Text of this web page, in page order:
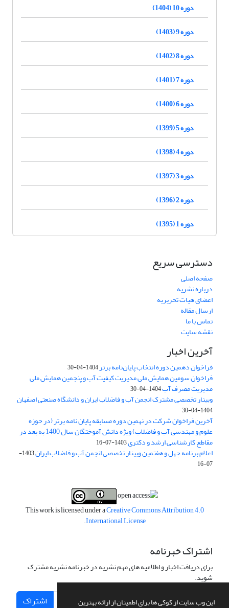
این وب سایت از کوکی ها برای اطمینان از ارائه بهترین
دوره 10 (1404)
دوره 9 (1403)
دوره 8 (1402)
دوره 7 (1401)
دوره 6 (1400)
دوره 5 (1399)
دوره 4 (1398)
دوره 3 (1397)
دوره 2 (1396)
دوره 1 (1395)
دسترسی سریع
صفحه اصلی
درباره نشریه
اعضای هیات تحریریه
ارسال مقاله
تماس با ما
نقشه سایت
آخرین اخبار
فراخوان دهمین دوره انتخاب پایان‌نامه برتر1404-04-30
فراخوان سومین همایش ملی مدیریت کیفیت آب و پنجمین همایش ملی
مدیریت مصرف آب1404-04-30
وبینار تخصصی مشترک انجمن آب و فاضلاب ایران و دانشگاه صنعتی اصفهان
1404-04-30
آخرین فراخوان شرکت در نهمین دوره مسابقه پایان نامه برتر (در حوزه
علوم و مهندسی آب و فاضلاب) ویژه دانش آموختگان سال 1400 به بعد در
مقاطع کارشناسی ارشد و دکتری1403-07-16
اعلام برنامه چهل و هفتمین وبینار تخصصی انجمن آب و فاضلاب ایران
1403-
07-16
This work is licensed under aCreative Commons Attribution 4.0
International License
.
اشتراک خبرنامه
برای دریافت اخبار و اطلاعیه های مهم نشریه در خبرنامه نشریه مشترک
شوید.
اشتراک